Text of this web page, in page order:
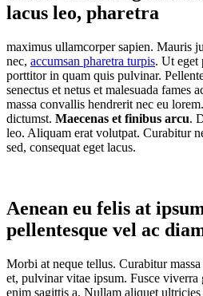
lacus leo, pharetra
maximus ullamcorper sapien. Mauris
nec, accumsan pharetra turpis. Ut eget
porttitor in quam quis pulvinar.
senectus et netus et malesuada fames
massa convallis hendrerit nec eu
dictumst. Maecenas et finibus arcu.
leo. Aliquam erat volutpat. Curabitur
sed, consequat eget lacus.
Aenean eu felis at
pellentesque vel ac
Morbi at neque tellus. Curabitur
et, pulvinar vitae ipsum. Fusce viverra
enim sagittis a. Nullam aliquet